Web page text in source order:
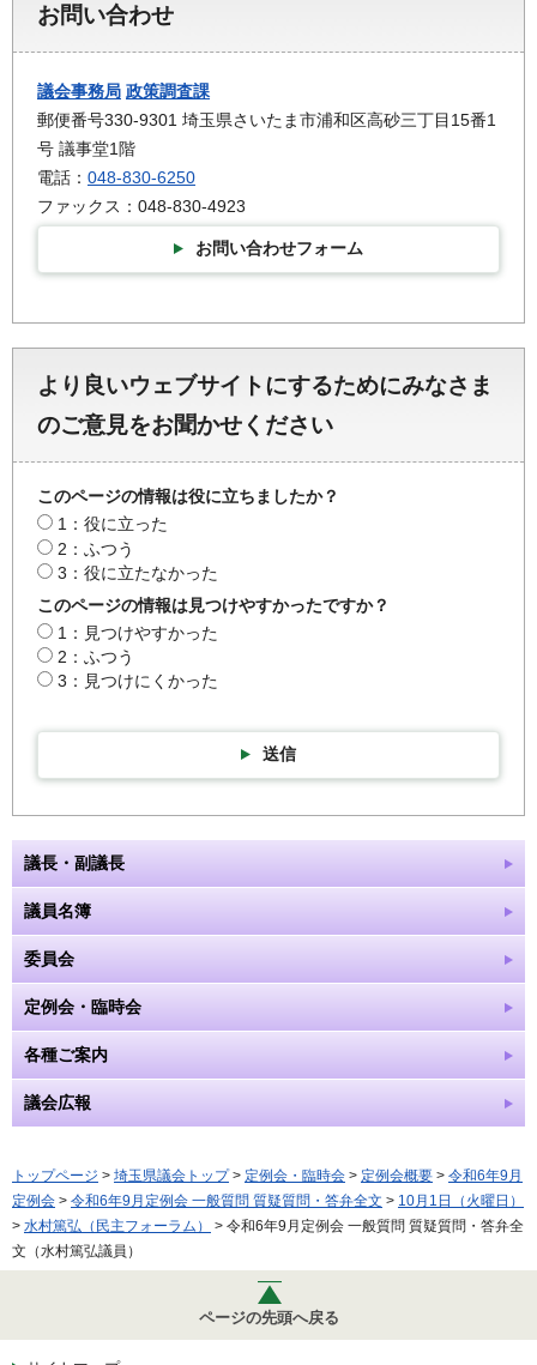
お問い合わせ
議会事務局 政策調査課
郵便番号330-9301 埼玉県さいたま市浦和区高砂三丁目15番1
号 議事堂1階
電話： 048-830-6250
ファックス：048-830-4923
お問い合わせフォーム
より良いウェブサイトにするためにみなさま
のご意見をお聞かせください
このページの情報は役に立ちましたか？
1：役に立った
2：ふつう
3：役に立たなかった
このページの情報は見つけやすかったですか？
1：見つけやすかった
2：ふつう
3：見つけにくかった
送信
議長・副議長
議員名簿
委員会
定例会・臨時会
各種ご案内
議会広報
トップページ > 埼玉県議会トップ> 定例会・臨時会 > 定例会概要 > 令和6年9月
定例会 > 令和6年9月定例会 一般質問 質疑質問・答弁全文 > 10月1日（火曜日）
> 水村篤弘（民主フォーラム）
> 令和6年9月定例会 一般質問 質疑質問・答弁全
文（水村篤弘議員）
ページの先頭へ戻る